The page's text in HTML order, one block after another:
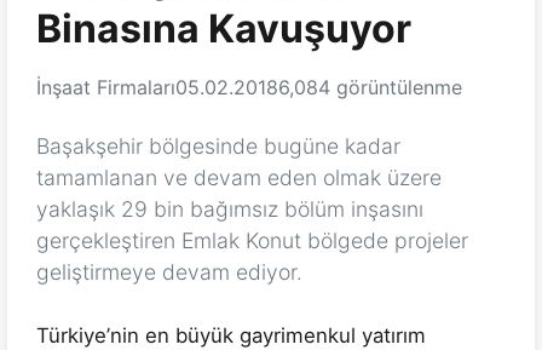
Binasına Kavuşuyor
İnşaat Firmaları05.02.20186,084 görüntülenme
Başakşehir bölgesinde bugüne kadar
tamamlanan ve devam eden olmak üzere
yaklaşık 29 bin bağımsız bölüm inşasını
gerçekleştiren Emlak Konut bölgede projeler
geliştirmeye devam ediyor.
Türkiye’nin en büyük gayrimenkul yatırım